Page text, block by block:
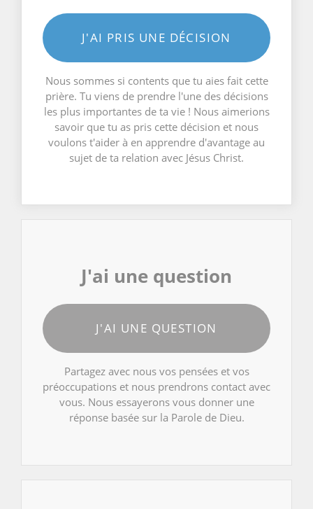
J'AI PRIS UNE DÉCISION
Nous sommes si contents que tu aies fait cette
prière. Tu viens de prendre l'une des décisions
les plus importantes de ta vie ! Nous aimerions
savoir que tu as pris cette décision et nous
voulons t'aider à en apprendre d'avantage au
sujet de ta relation avec Jésus Christ.
J'ai une question
J'AI UNE QUESTION
Partagez avec nous vos pensées et vos
préoccupations et nous prendrons contact avec
vous. Nous essayerons vous donner une
réponse basée sur la Parole de Dieu.